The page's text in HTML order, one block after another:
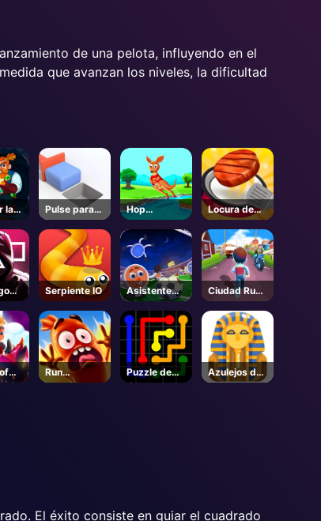
de una pelota, influyendo en el
que avanzan los niveles, la dificultad
las
Pulse para
empujar
Hop
Canguro
Hop
Locura de
cocina
-
Serpiente IO
Asistente
Fútbol
Ciudad Run
3D
Run
Salchicha
Puzzle de
línea de
Azulejos de
Egipto
El éxito consiste en guiar el cuadrado